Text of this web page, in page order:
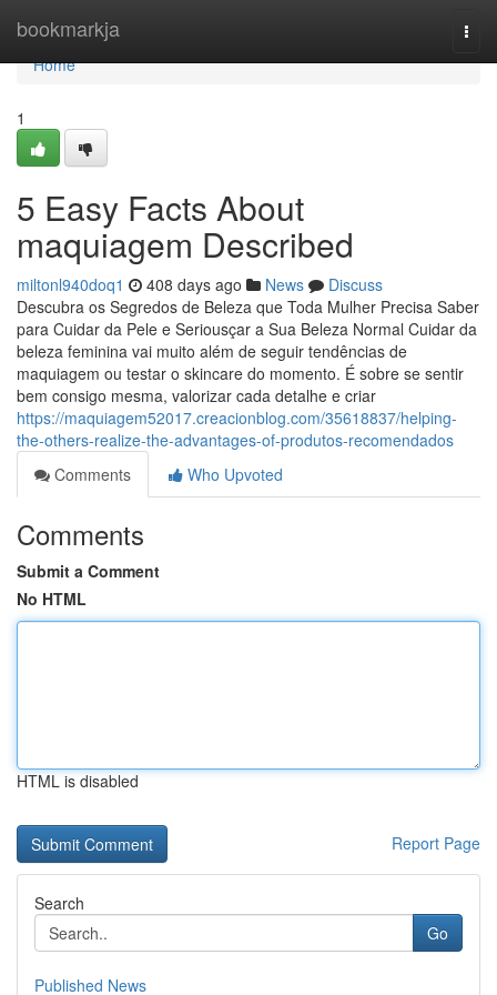
bookmarkja
Home
Home
1
5 Easy Facts About
maquiagem Described
miltonl940doq1 408 days ago News
Discuss
Descubra os Segredos de Beleza que Toda Mulher Precisa Saber
para Cuidar da Pele e Seriousçar a Sua Beleza Normal Cuidar da
beleza feminina vai muito além de seguir tendências de
maquiagem ou testar o skincare do momento. É sobre se sentir
bem consigo mesma, valorizar cada detalhe e criar
https://maquiagem52017.creacionblog.com/35618837/helping-
the-others-realize-the-advantages-of-produtos-recomendados
Comments
Who Upvoted
Comments
Submit a Comment
No HTML
HTML is disabled
Report Page
Search
Go
Published News